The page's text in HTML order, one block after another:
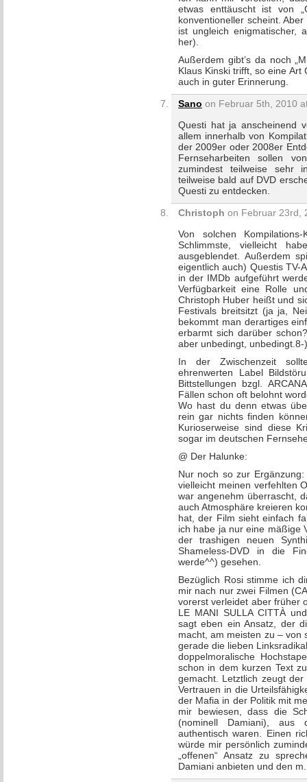
etwas enttäuscht ist von
konventioneller scheint.
ist ungleich enigmatischer,
her).
Außerdem gibt’s da noch
Klaus Kinski trifft, so eine
auch in guter Erinnerung.
Sano on Februar 5th, 2010
Questi hat ja anscheinend
allem innerhalb von
der 2009er oder 2008er
Fernseharbeiten sollen
zumindest teilweise sehr
teilweise bald auf DVD
Questi zu entdecken.
Christoph on Februar 23rd,
Von solchen
Schlimmste, vielleicht
ausgeblendet. Außerdem
eigentlich auch) Questis TV-
in der IMDb aufgeführt
Verfügbarkeit eine Rolle
Christoph Huber heißt und
Festivals breitsitzt (ja ja,
bekommt man derartiges
erbarmt sich darüber
aber unbedingt, unbedingt.8-)
In der Zwischenzeit
ehrenwerten Label
Bittstellungen bzgl.
Fällen schon oft belohnt
Wo hast du denn etwas
rein gar nichts finden
Kurioserweise sind diese
sogar im deutschen
@ Der Halunke:
Nur noch so zur
vielleicht meinen verfehlten
war angenehm überrascht,
auch Atmosphäre kreieren
hat, der Film sieht einfach
ich habe ja nur eine mäßige
der trashigen neuen
Shameless-DVD in die
werde^^) gesehen.
Bezüglich Rosi stimme ich
mir nach nur zwei Filmen
vorerst verleidet aber früher
LE MANI SULLA CITTÀ
sagt eben ein Ansatz, der
macht, am meisten zu – von
gerade die lieben
doppelmoralische
schon in dem kurzen Text
gemacht. Letztlich zeugt
Vertrauen in die
der Mafia in der Politik mit
mir bewiesen, dass die
(nominell Damiani), aus
authentisch waren. Einen
würde mir persönlich
„offenen“ Ansatz zu
Damiani anbieten und den